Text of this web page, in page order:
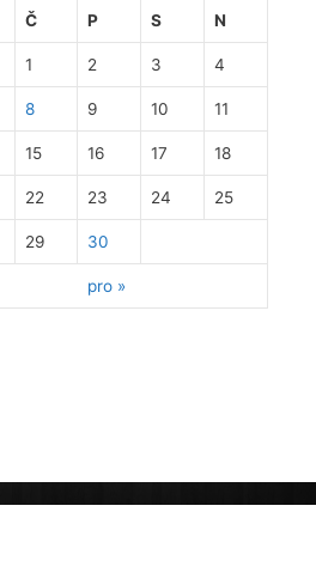
Č P S N
pro »
1 2 3 4
8 9 10 11
15 16 17 18
22 23 24 25
29 30